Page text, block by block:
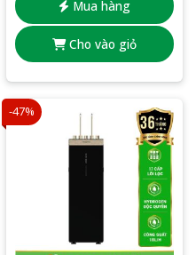
Mua hàng
Cho vào giỏ
-47%